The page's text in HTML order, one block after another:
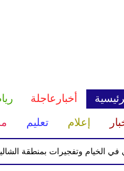
أخبارعاجلة
إعلام تعليم
وتفجيرات بمنطقة الشاليهات